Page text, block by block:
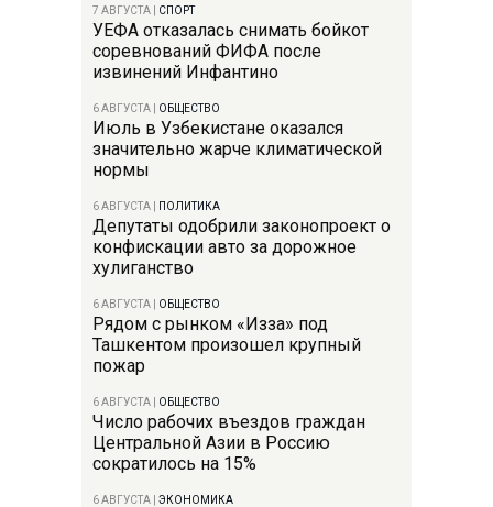
7 АВГУСТА СПОРТ
УЕФА отказалась снимать бойкот
соревнований ФИФА после
извинений Инфантино
6 АВГУСТА ОБЩЕСТВО
Июль в Узбекистане оказался
значительно жарче климатической
нормы
6 АВГУСТА ПОЛИТИКА
Депутаты одобрили законопроект о
конфискации авто за дорожное
хулиганство
6 АВГУСТА ОБЩЕСТВО
Рядом с рынком «Изза» под
Ташкентом произошел крупный
пожар
6 АВГУСТА ОБЩЕСТВО
Число рабочих въездов граждан
Центральной Азии в Россию
сократилось на 15%
6 АВГУСТА ЭКОНОМИКА